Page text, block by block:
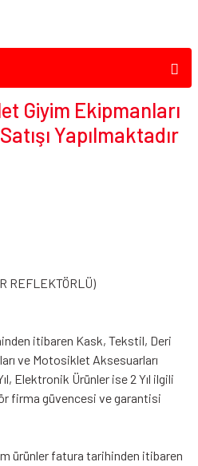
Giyim Ekipmanları
Yapılmaktadır
REFLEKTÖRLÜ)
itibaren Kask, Tekstil, Deri
ve Motosiklet Aksesuarları
Elektronik Ürünler ise 2 Yıl ilgili
firma güvencesi ve garantisi
ürünler fatura tarihinden itibaren